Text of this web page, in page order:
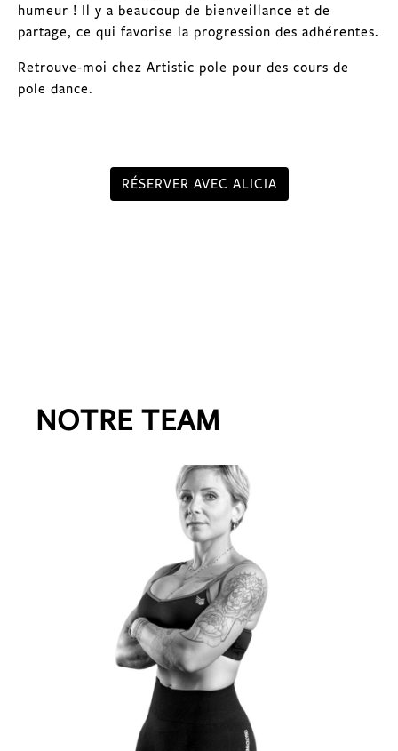
humeur ! Il y a beaucoup de bienveillance et de
partage, ce qui favorise la progression des adhérentes.
Retrouve-moi chez Artistic pole pour des cours de
pole dance.
RÉSERVER AVEC ALICIA
NOTRE TEAM